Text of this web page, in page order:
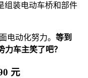
组装电动车桥和部件
电动化努力。 等到
力车主笑了吧？
元